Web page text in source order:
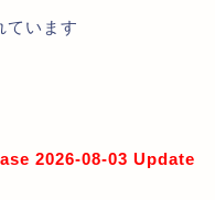
います
2026-08-03 Update